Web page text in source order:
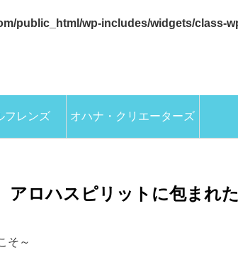
public_html/wp-includes/widgets/class-
フレンズ オハナ・クリエーターズ
アロハスピリットに包まれ
そ～